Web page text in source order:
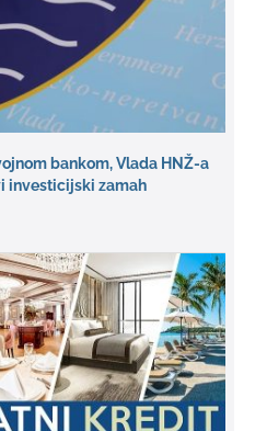
bankom, Vlada HNŽ-a
investicijski zamah